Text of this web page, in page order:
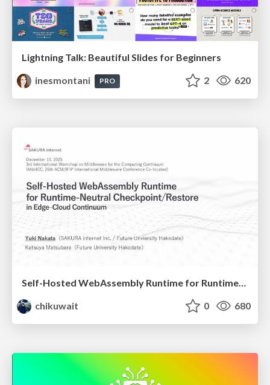
Lightning Talk: Beautiful Slides for Beginners
inesmontani
PRO 2 620
Self-Hosted WebAssembly Runtime for Runtime-Neutral Checkpoint/Restore in Edge–Cloud Continuum
chikuwait
0 680